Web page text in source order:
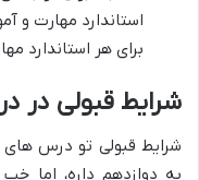
استاندارد مهارت و
برای هر استاندارد
شرایط قبولی در
شرایط قبولی تو درس
به دوازدهم داره، اما